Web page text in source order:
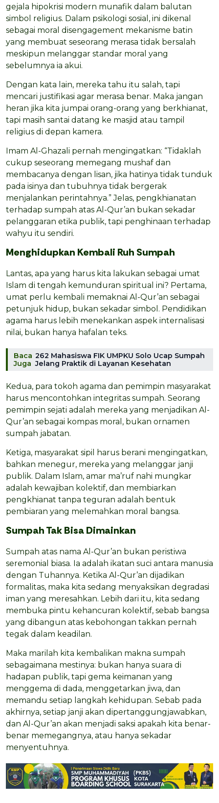
gejala hipokrisi modern munafik dalam balutan
simbol religius. Dalam psikologi sosial, ini dikenal
sebagai moral disengagement mekanisme batin
yang membuat seseorang merasa tidak bersalah
meskipun melanggar standar moral yang
sebelumnya ia akui.
Dengan kata lain, mereka tahu itu salah, tapi
mencari justifikasi agar merasa benar. Maka jangan
heran jika kita jumpai orang-orang yang berkhianat,
tapi masih santai datang ke masjid atau tampil
religius di depan kamera.
Imam Al-Ghazali pernah mengingatkan: “Tidaklah
cukup seseorang memegang mushaf dan
membacanya dengan lisan, jika hatinya tidak tunduk
pada isinya dan tubuhnya tidak bergerak
menjalankan perintahnya.” Jelas, pengkhianatan
terhadap sumpah atas Al-Qur’an bukan sekadar
pelanggaran etika publik, tapi penghinaan terhadap
wahyu itu sendiri.
Menghidupkan Kembali Ruh Sumpah
Lantas, apa yang harus kita lakukan sebagai umat
Islam di tengah kemunduran spiritual ini? Pertama,
umat perlu kembali memaknai Al-Qur’an sebagai
petunjuk hidup, bukan sekadar simbol. Pendidikan
agama harus lebih menekankan aspek internalisasi
nilai, bukan hanya hafalan teks.
Baca
Juga
262 Mahasiswa FIK UMPKU Solo Ucap Sumpah
Jelang Praktik di Layanan Kesehatan
Kedua, para tokoh agama dan pemimpin masyarakat
harus mencontohkan integritas sumpah. Seorang
pemimpin sejati adalah mereka yang menjadikan Al-
Qur’an sebagai kompas moral, bukan ornamen
sumpah jabatan.
Ketiga, masyarakat sipil harus berani mengingatkan,
bahkan menegur, mereka yang melanggar janji
publik. Dalam Islam, amar ma’ruf nahi mungkar
adalah kewajiban kolektif, dan membiarkan
pengkhianat tanpa teguran adalah bentuk
pembiaran yang melemahkan moral bangsa.
Sumpah Tak Bisa Dimainkan
Sumpah atas nama Al-Qur’an bukan peristiwa
seremonial biasa. Ia adalah ikatan suci antara manusia
dengan Tuhannya. Ketika Al-Qur’an dijadikan
formalitas, maka kita sedang menyaksikan degradasi
iman yang meresahkan. Lebih dari itu, kita sedang
membuka pintu kehancuran kolektif, sebab bangsa
yang dibangun atas kebohongan takkan pernah
tegak dalam keadilan.
Maka marilah kita kembalikan makna sumpah
sebagaimana mestinya: bukan hanya suara di
hadapan publik, tapi gema keimanan yang
menggema di dada, menggetarkan jiwa, dan
memandu setiap langkah kehidupan. Sebab pada
akhirnya, setiap janji akan dipertanggungjawabkan,
dan Al-Qur’an akan menjadi saksi apakah kita benar-
benar memegangnya, atau hanya sekadar
menyentuhnya.